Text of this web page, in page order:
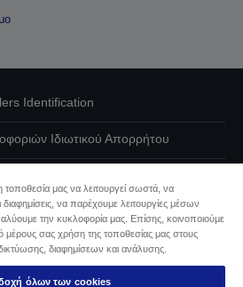
Identification
Ιδιωτικού Απορρήτου
μαζί μας για τα δεδομένα σας
σχετικά με τα cookie
Epson για προσβασιμότητα
μας να λειτουργεί σωστά, να
να παρέχουμε λειτουργίες μέσων
την κυκλοφορία μας. Επίσης, κοινοποιούμε
μέρους σας χρήση της τοποθεσίας μας στους
διαφημίσεων και ανάλυσης.
όλων των cookies